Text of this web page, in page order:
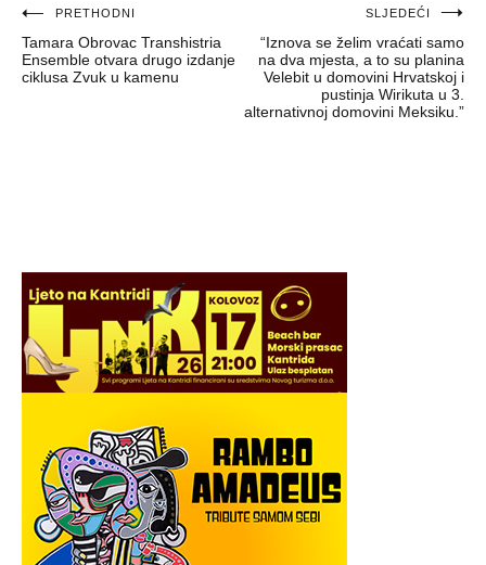
Navigacija
objava
PRETHODNI
Tamara Obrovac Transhistria
Ensemble otvara drugo izdanje
ciklusa Zvuk u kamenu
SLJEDEĆI
“Iznova se želim vraćati samo
na dva mjesta, a to su planina
Velebit u domovini Hrvatskoj i
pustinja Wirikuta u 3.
alternativnoj domovini Meksiku.”